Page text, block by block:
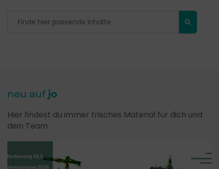
neu auf jo
Hier findest du immer frisches Material für dich und
dein Team.